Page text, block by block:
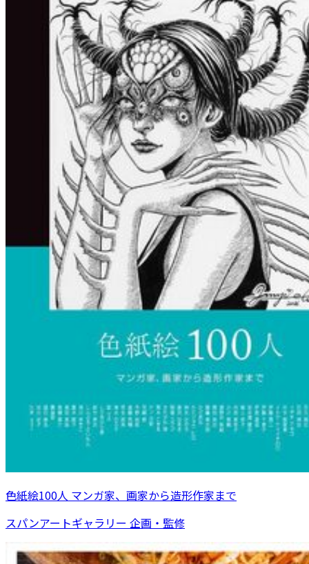
色紙絵100人 マンガ家、画家から造形作家まで
スパンアートギャラリー 企画・監修